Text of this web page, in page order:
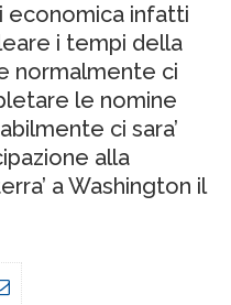
economica infatti
i tempi della
normalmente ci
le nomine
ci sara’
alla
a Washington il